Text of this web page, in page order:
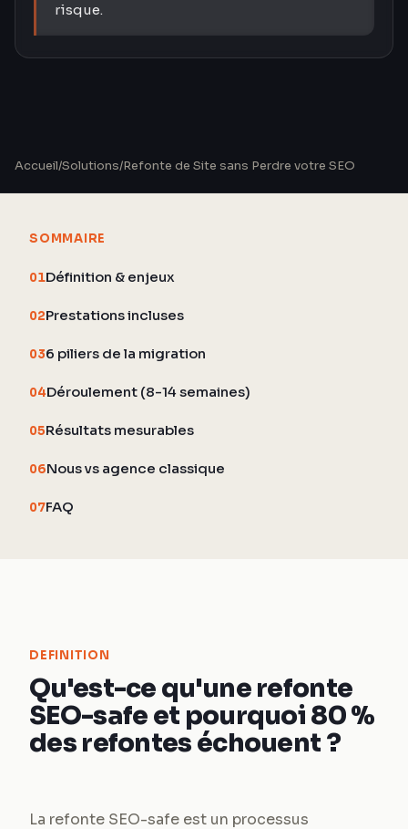
risque.
Accueil/Solutions/Refonte de Site sans Perdre votre SEO
SOMMAIRE
01Définition & enjeux
02Prestations incluses
036 piliers de la migration
04Déroulement (8-14 semaines)
05Résultats mesurables
06Nous vs agence classique
07FAQ
DEFINITION
Qu'est-ce qu'une refonte
SEO-safe et pourquoi 80 %
des refontes échouent ?
La refonte SEO-safe est un processus